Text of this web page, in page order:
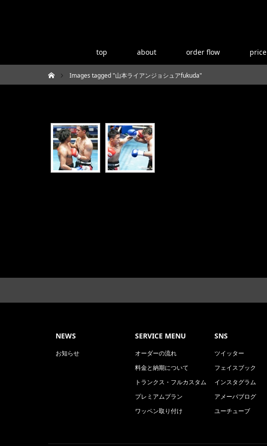
top about order flow price
ホームImages tagged "山本ライアンジョシュアfukuda"
NEWS
お知らせ
SERVICE MENU
オーダーの流れ
料金と納期について
トランクス・フルカスタム
プレミアムプラン
ワッペン取り付け
SNS
ツイッター
フェイスブック
インスタグラム
アメーバブログ
ユーチューブ